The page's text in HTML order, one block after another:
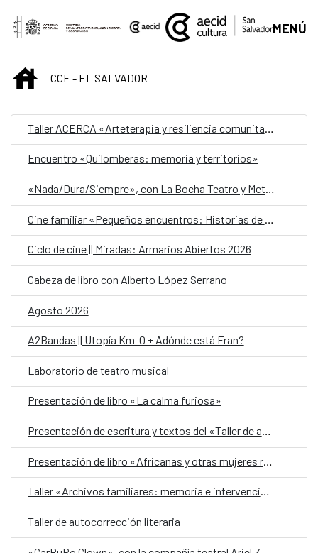
Saltar al contenido principal
MENÚ
INICIOCCE - EL SALVADOR
Encuentro «Quilomberas: memoria y territorios»
«Nada/Dura/Siempre», con La Bocha Teatro y Metafórica
Ciclo de cine || Miradas: Armarios Abiertos 2026
Cabeza de libro con Alberto López Serrano
Agosto 2026
A2Bandas || Utopía Km-0 + Adónde está Fran?
Laboratorio de teatro musical
Presentación de libro «La calma furiosa»
Presentación de escritura y textos del «Taller de autobiografía para mujeres 70+»
Presentación de libro «Africanas y otras mujeres racializadas»
Taller «Archivos familiares: memoria e intervención»
Taller de autocorrección literaria